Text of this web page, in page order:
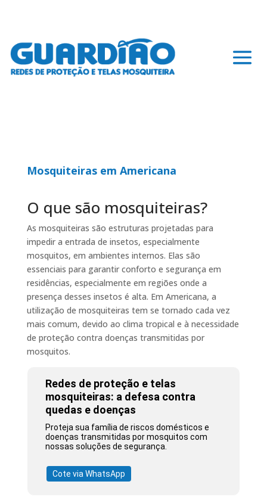
Mosquiteiras em Americana
O que são mosquiteiras?
As mosquiteiras são estruturas projetadas para
impedir a entrada de insetos, especialmente
mosquitos, em ambientes internos. Elas são
essenciais para garantir conforto e segurança em
residências, especialmente em regiões onde a
presença desses insetos é alta. Em Americana, a
utilização de mosquiteiras tem se tornado cada vez
mais comum, devido ao clima tropical e à necessidade
de proteção contra doenças transmitidas por
mosquitos.
Redes de proteção e telas
mosquiteiras: a defesa contra
quedas e doenças
Proteja sua família de riscos domésticos e
doenças transmitidas por mosquitos com
nossas soluções de segurança.
Cote via WhatsApp